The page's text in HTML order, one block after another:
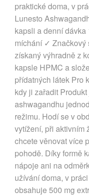
praktické doma, v
Lunesto
kapsli a denní
míchání ✓ Značkový
získaný výhradně z
kapsle HPMC a
přídatných látek Pro
kdy ji zařadit
ashwagandhu
režimu. Hodí se v
vytížení, při aktivním
chcete věnovat více
pohodě. Díky formě
nápoje ani na
užívání doma, v
obsahuje 500 mg